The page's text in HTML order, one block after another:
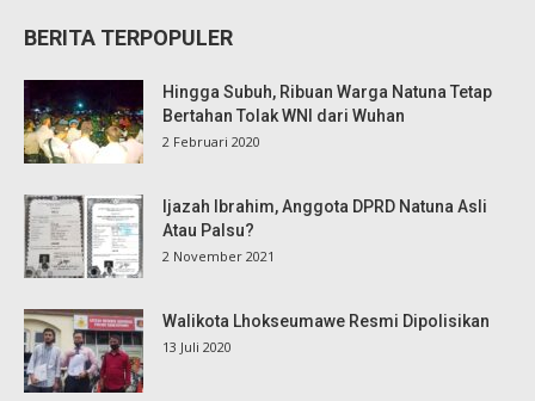
BERITA TERPOPULER
Hingga Subuh, Ribuan Warga Natuna Tetap
Bertahan Tolak WNI dari Wuhan
2 Februari 2020
Ijazah Ibrahim, Anggota DPRD Natuna Asli
Atau Palsu?
2 November 2021
Walikota Lhokseumawe Resmi Dipolisikan
13 Juli 2020